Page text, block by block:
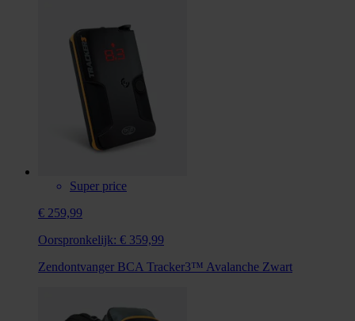
Super price
€ 259,99
Oorspronkelijk: € 359,99
Zendontvanger BCA Tracker3™ Avalanche Zwart